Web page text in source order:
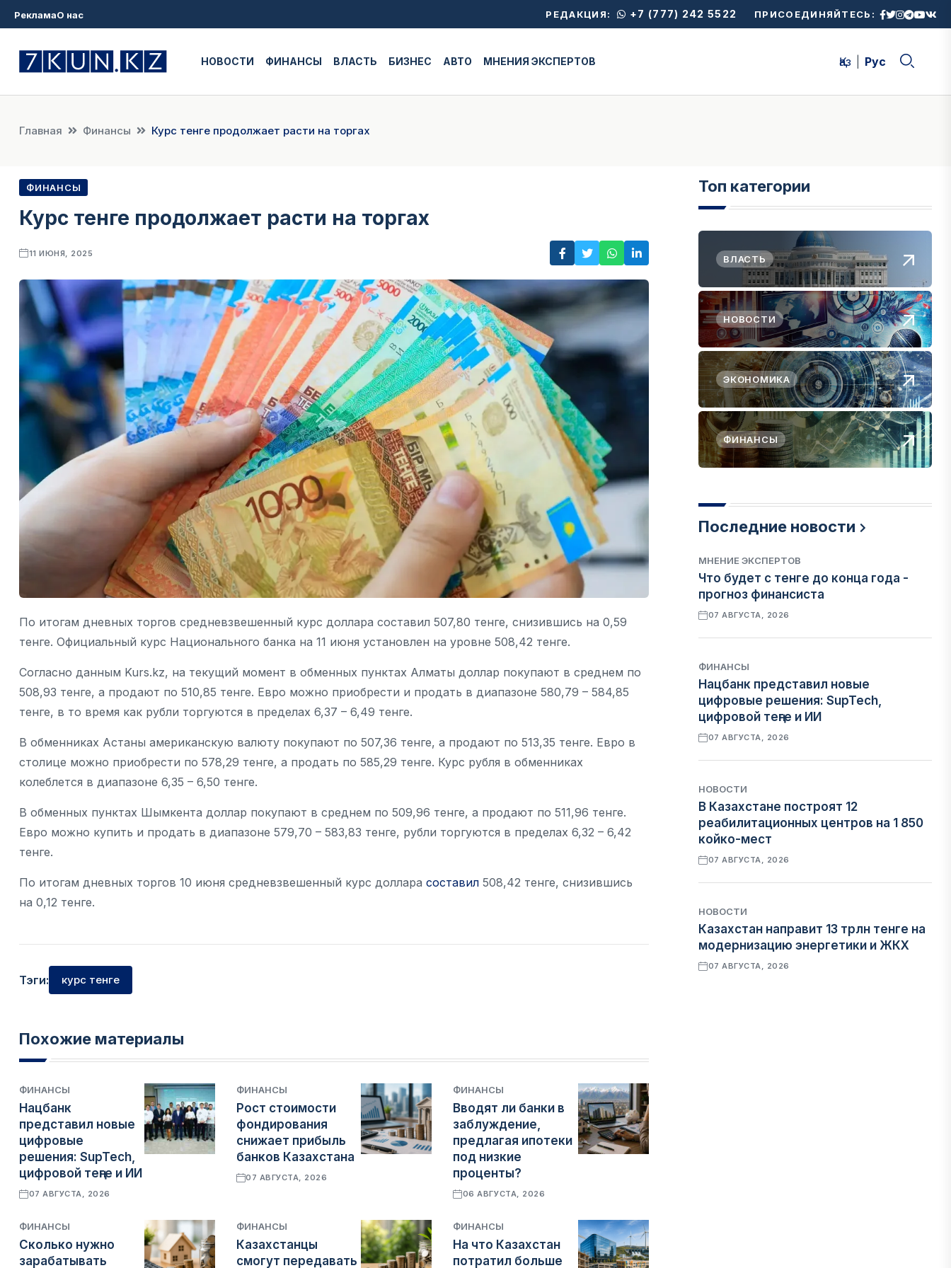
РекламаО нас РЕДАКЦИЯ: +7 (777) 242 5522 ПРИСОЕДИНЯЙТЕСЬ:
НОВОСТИ ФИНАНСЫ ВЛАСТЬ БИЗНЕС АВТО МНЕНИЯ ЭКСПЕРТОВ Қаз Рус
Главная Финансы Курс тенге продолжает расти на торгах
ФИНАНСЫ
Курс тенге продолжает расти на торгах
11 ИЮНЯ, 2025
По итогам дневных торгов средневзвешенный курс доллара составил 507,80 тенге, снизившись на 0,59
тенге. Официальный курс Национального банка на 11 июня установлен на уровне 508,42 тенге.
Согласно данным Kurs.kz, на текущий момент в обменных пунктах Алматы доллар покупают в среднем по
508,93 тенге, а продают по 510,85 тенге. Евро можно приобрести и продать в диапазоне 580,79 – 584,85
тенге, в то время как рубли торгуются в пределах 6,37 – 6,49 тенге.
В обменниках Астаны американскую валюту покупают по 507,36 тенге, а продают по 513,35 тенге. Евро в
столице можно приобрести по 578,29 тенге, а продать по 585,29 тенге. Курс рубля в обменниках
колеблется в диапазоне 6,35 – 6,50 тенге.
В обменных пунктах Шымкента доллар покупают в среднем по 509,96 тенге, а продают по 511,96 тенге.
Евро можно купить и продать в диапазоне 579,70 – 583,83 тенге, рубли торгуются в пределах 6,32 – 6,42
тенге.
По итогам дневных торгов 10 июня средневзвешенный курс доллара составил 508,42 тенге, снизившись
на 0,12 тенге.
Тэги: курс тенге
Похожие материалы
ФИНАНСЫ
Нацбанк
представил новые
цифровые
решения: SupTech,
цифровой теңге и ИИ
07 АВГУСТА, 2026
ФИНАНСЫ
Рост стоимости
фондирования
снижает прибыль
банков Казахстана
07 АВГУСТА, 2026
ФИНАНСЫ
Вводят ли банки в
заблуждение,
предлагая ипотеки
под низкие
проценты?
06 АВГУСТА, 2026
ФИНАНСЫ
Сколько нужно
зарабатывать
ФИНАНСЫ
Казахстанцы
смогут передавать
ФИНАНСЫ
На что Казахстан
потратил больше
Топ категории
ВЛАСТЬ
НОВОСТИ
ЭКОНОМИКА
ФИНАНСЫ
Последние новости
МНЕНИЕ ЭКСПЕРТОВ
Что будет с тенге до конца года -
прогноз финансиста
07 АВГУСТА, 2026
ФИНАНСЫ
Нацбанк представил новые
цифровые решения: SupTech,
цифровой теңге и ИИ
07 АВГУСТА, 2026
НОВОСТИ
В Казахстане построят 12
реабилитационных центров на 1 850
койко-мест
07 АВГУСТА, 2026
НОВОСТИ
Казахстан направит 13 трлн тенге на
модернизацию энергетики и ЖКХ
07 АВГУСТА, 2026